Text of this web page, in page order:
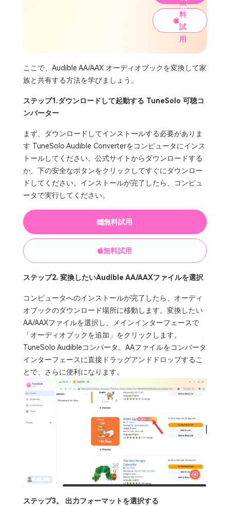
用
無
料
試
用
ここで、Audible AA/AAX オーディオブックを変換して家
族と共有する方法を学びましょう。
ステップ1.ダウンロードして起動する TuneSolo 可聴コ
ンバーター
まず、ダウンロードしてインストールする必要がありま
す TuneSolo Audible Converterをコンピュータにインス
トールしてください。公式サイトからダウンロードする
か、下の安全なボタンをクリックしてすぐにダウンロー
ドしてください。インストールが完了したら、コンピュ
ータで実行してください。
無料試用
無料試用
ステップ2. 変換したいAudible AA/AAXファイルを選択
コンピュータへのインストールが完了したら、オーディ
オブックのダウンロード場所に移動します。変換したい
AA/AAXファイルを選択し、メインインターフェースで
「オーディオブックを追加」をクリックします。
TuneSolo Audibleコンバータ。AAファイルをコンバータ
インターフェースに直接ドラッグアンドドロップするこ
とで、さらに便利になります。
ステップ3。 出力フォーマットを選択する